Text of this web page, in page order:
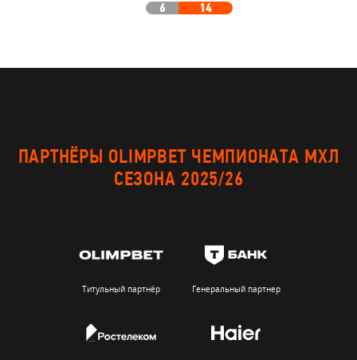
6
14
ПАРТНЁРЫ OLIMPBET ЧЕМПИОНАТА МХЛ
СЕЗОНА 2025/26
Титульный партнёр Генеральный партнер